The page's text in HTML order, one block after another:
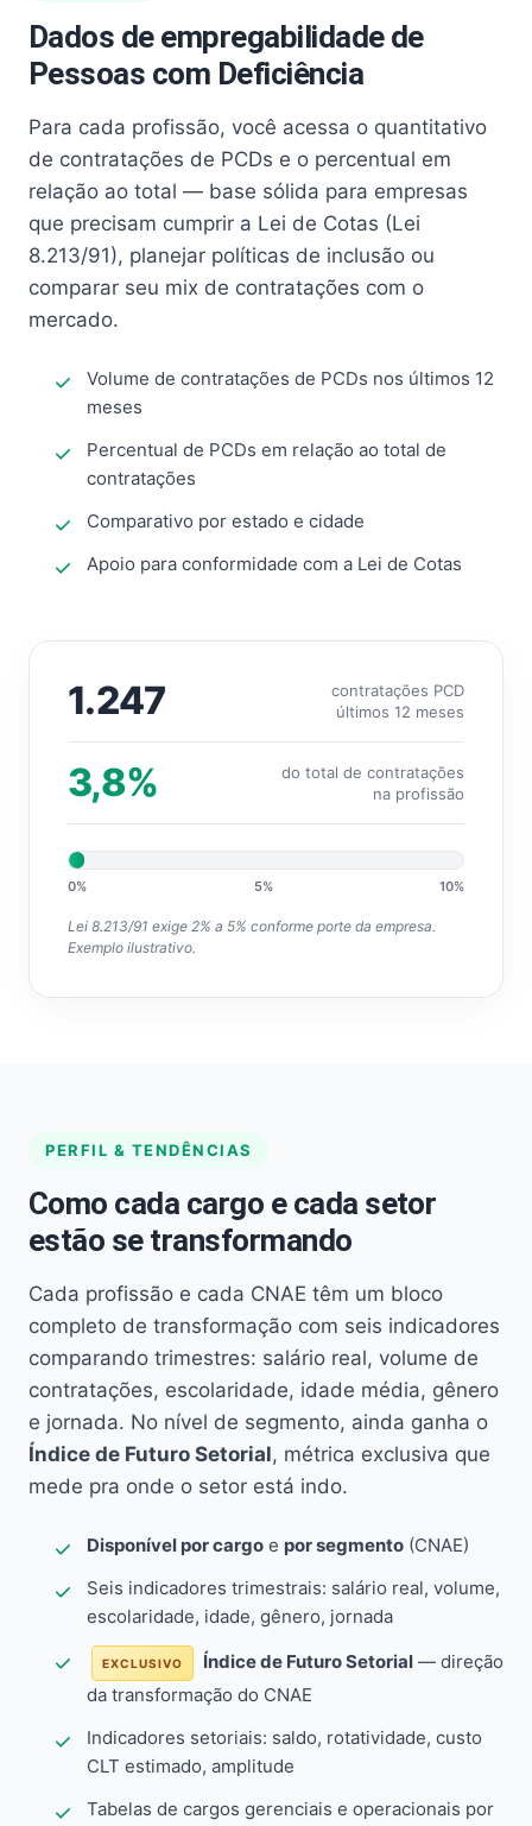
Dados de empregabilidade de
Pessoas com Deficiência
Para cada profissão, você acessa o quantitativo
de contratações de PCDs e o percentual em
relação ao total — base sólida para empresas
que precisam cumprir a Lei de Cotas (Lei
8.213/91), planejar políticas de inclusão ou
comparar seu mix de contratações com o
mercado.
Volume de contratações de PCDs nos últimos 12
meses
Percentual de PCDs em relação ao total de
contratações
Comparativo por estado e cidade
Apoio para conformidade com a Lei de Cotas
1.247
contratações PCD
últimos 12 meses
3,8%
do total de contratações
na profissão
0% 5% 10%
Lei 8.213/91 exige 2% a 5% conforme porte da empresa.
Exemplo ilustrativo.
PERFIL & TENDÊNCIAS
Como cada cargo e cada setor
estão se transformando
Cada profissão e cada CNAE têm um bloco
completo de transformação com seis indicadores
comparando trimestres: salário real, volume de
contratações, escolaridade, idade média, gênero
e jornada. No nível de segmento, ainda ganha o
Índice de Futuro Setorial, métrica exclusiva que
mede pra onde o setor está indo.
Disponível por cargo e por segmento (CNAE)
Seis indicadores trimestrais: salário real, volume,
escolaridade, idade, gênero, jornada
EXCLUSIVO Índice de Futuro Setorial — direção
da transformação do CNAE
Indicadores setoriais: saldo, rotatividade, custo
CLT estimado, amplitude
Tabelas de cargos gerenciais e operacionais por